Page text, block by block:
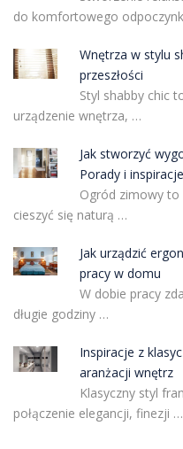
do komfortowego
Wnętrza w stylu
przeszłości
Styl shabby chic
urządzenie wnętrza, …
Jak stworzyć
Porady i inspiracje
Ogród zimowy to
cieszyć się naturą …
Jak urządzić
pracy w domu
W dobie pracy
długie godziny …
Inspiracje z
aranżacji wnętrz
Klasyczny styl
połączenie elegancji, finezji …